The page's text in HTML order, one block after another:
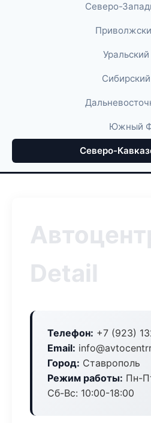
Северо-
Южный
Северо-
Detail
Телефон: +7 (923)
Email:
Город: Ставрополь
Режим работы: Пн-
Сб-Вс: 10:00-18:00